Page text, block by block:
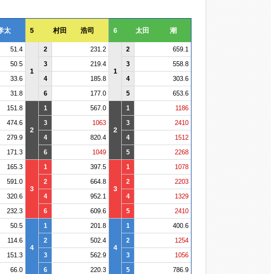
5 村田 浩司 6 太田 潮
51.4
1
2 231.2
1
2
659.1
50.5 3 219.4 3
558.8
33.6 4 185.8 4
303.6
31.8 6 177.0 5 653.6
151.8
2
1 567.0
2
1
1186
474.6 3 1063 3
2410
279.9 4 820.4 4
1512
171.3 6 1049 5 2268
165.3
3
1 397.5
3
1
1078
591.0 2 664.8 2
2203
320.6 4 952.1 4
1329
232.3 6 609.6 5 2410
50.5
4
1 201.8
4
1
400.6
114.6 2 502.4 2
1254
151.3 3 562.9 3
1056
66.0 6 220.3 5 786.9